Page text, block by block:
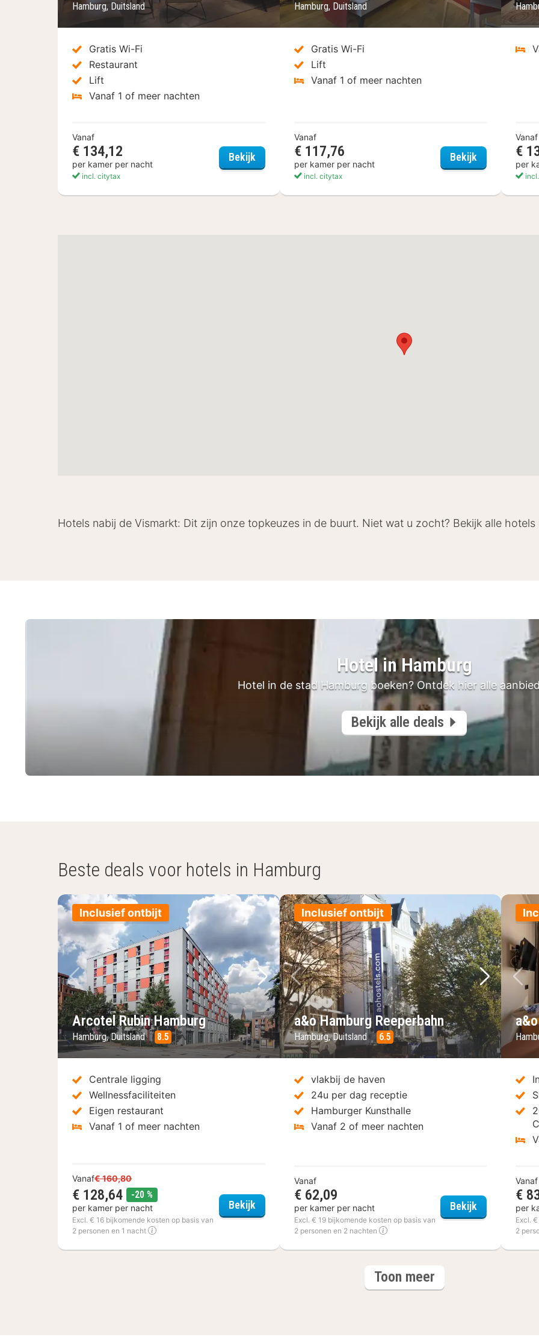
Hamburg, Duitsland
Gratis Wi-Fi
Restaurant
Lift
Vanaf 1 of meer nachten
Vanaf
€ 134,12
per kamer per nacht
incl. citytax
BekijkRenaissance Hamburg Hotel
Hamburg, Duitsland
Gratis Wi-Fi
Lift
Vanaf 1 of meer nachten
Vanaf
€ 117,76
per kamer per nacht
incl. citytax
Bekijk Citadines
Vanaf
€
per
Hotels nabij de Vismarkt: Dit zijn onze topkeuzes in de buurt. Niet wat u zocht? Bekijk alle hotels
Hotel in Hamburg
Hotel in de stad Hamburg boeken? Ontdek hier alle
Bekijk alle deals
Beste deals voor hotels in Hamburg
Inclusief ontbijt
Vorige foto
Volgende foto
Arcotel Rubin Hamburg
Hamburg, Duitsland 8.5
Centrale ligging
Wellnessfaciliteiten
Eigen restaurant
Vanaf 1 of meer nachten
Vanaf€ 160,80
€ 128,64 -20 %
per kamer per nacht
Excl. € 16 bijkomende kosten op basis van
2 personen en 1 nacht
BekijkArcotel Rubin Hamburg
Inclusief ontbijt
Vorige foto
Volgende
a&o Hamburg Reeperbahn
Hamburg, Duitsland 6.5
vlakbij de haven
24u per dag receptie
Hamburger Kunsthalle
Vanaf 2 of meer nachten
Vanaf
€ 62,09
per kamer per nacht
Excl. € 19 bijkomende kosten op basis van
2 personen en 2 nachten
Bekijk a&o
Vanaf
€
per
Excl.
2
Toon meerhotels